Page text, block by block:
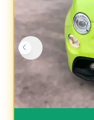
Clidrive